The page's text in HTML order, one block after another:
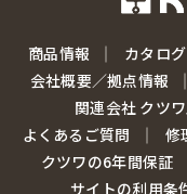
商品情報 カタログ
会社概要／拠点情報
関連会社 クツ
よくあるご質問
修
クツワの6年間保証
サイトの利用条